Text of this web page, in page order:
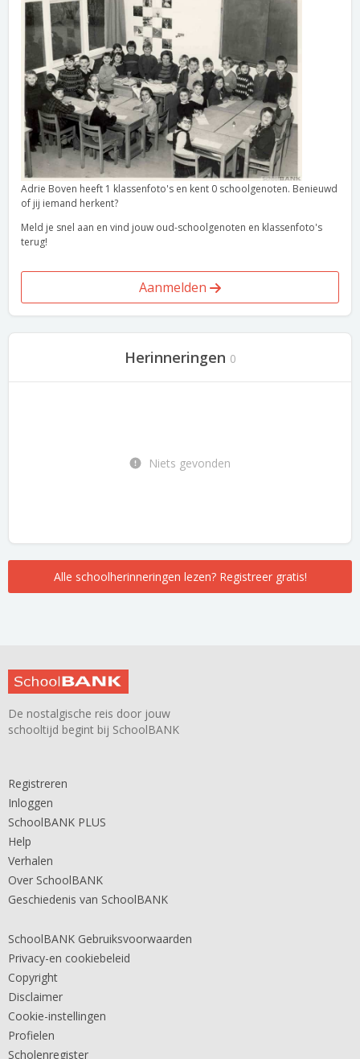
Adrie Boven heeft 1 klassenfoto's en kent 0 schoolgenoten. Benieuwd
of jij iemand herkent?
Meld je snel aan en vind jouw oud-schoolgenoten en klassenfoto's
terug!
Aanmelden
Herinneringen 0
Niets gevonden
Alle schoolherinneringen lezen? Registreer gratis!
De nostalgische reis door jouw
schooltijd begint bij SchoolBANK
Registreren
Inloggen
SchoolBANK PLUS
Help
Verhalen
Over SchoolBANK
Geschiedenis van SchoolBANK
SchoolBANK Gebruiksvoorwaarden
Privacy-en cookiebeleid
Copyright
Disclaimer
Cookie-instellingen
Profielen
Scholenregister